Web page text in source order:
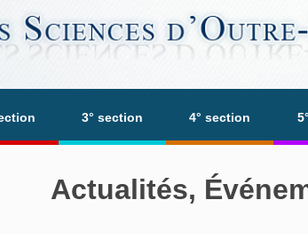
3° section 4° section
Actualités,